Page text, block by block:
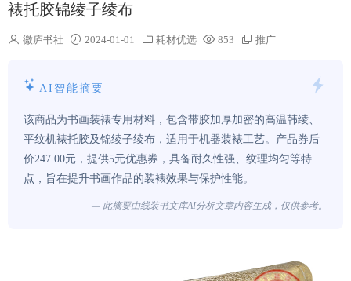
裱托胶锦绫子绫布
徽庐书社 2024-01-01 耗材优选 853 推广
AI智能摘要
该商品为书画装裱专用材料，包含带胶加厚加密的高温韩绫、
平纹机裱托胶及锦绫子绫布，适用于机器装裱工艺。产品券后
价247.00元，提供5元优惠券，具备耐久性强、纹理均匀等特
点，旨在提升书画作品的装裱效果与保护性能。
— 此摘要由线装书文库AI分析文章内容生成，仅供参考。